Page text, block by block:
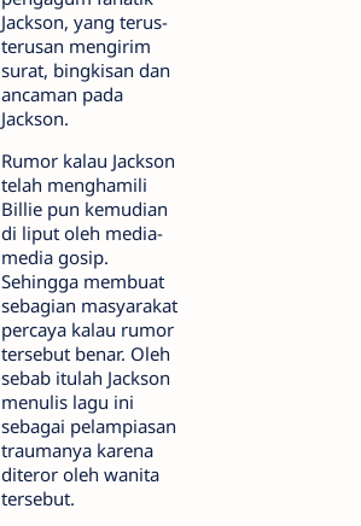
Jackson, yang terus-
terusan mengirim
surat, bingkisan dan
ancaman pada
Jackson.
Rumor kalau Jackson
telah menghamili
Billie pun kemudian
di liput oleh media-
media gosip.
Sehingga membuat
sebagian masyarakat
percaya kalau rumor
tersebut benar. Oleh
sebab itulah Jackson
menulis lagu ini
sebagai pelampiasan
traumanya karena
diteror oleh wanita
tersebut.